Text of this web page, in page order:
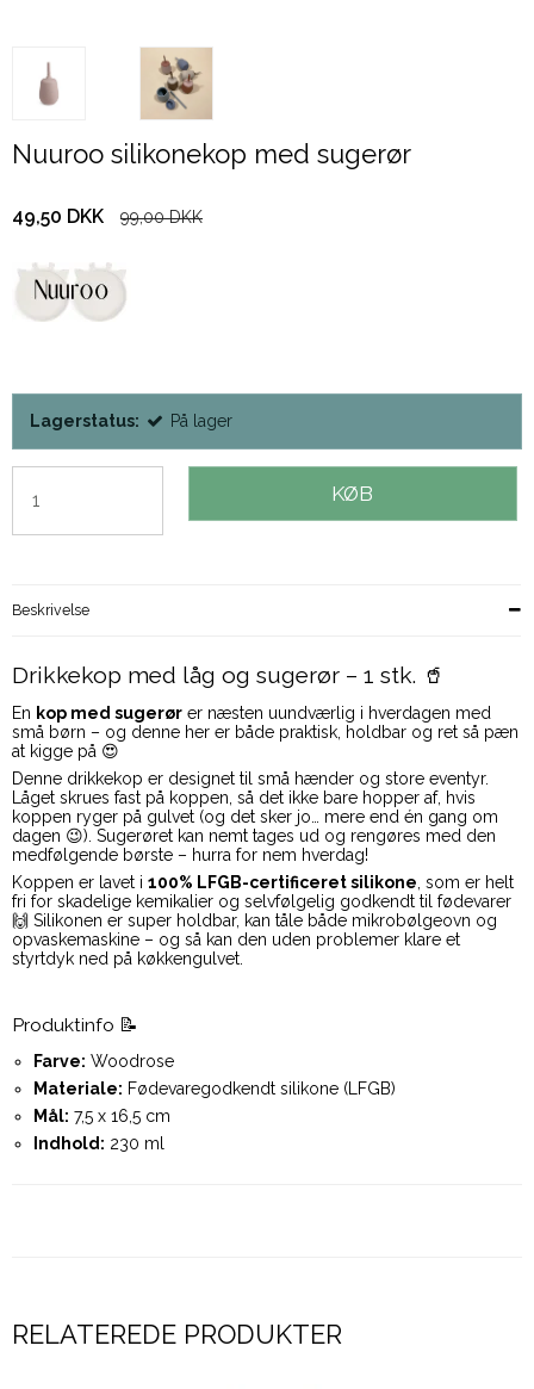
Nuuroo silikonekop med sugerør
49,50 DKK 99,00 DKK
Lagerstatus: På lager
KØB
Beskrivelse
Drikkekop med låg og sugerør – 1 stk. 🥤
En kop med sugerør er næsten uundværlig i hverdagen med
små børn – og denne her er både praktisk, holdbar og ret så pæn
at kigge på 😍
Denne drikkekop er designet til små hænder og store eventyr.
Låget skrues fast på koppen, så det ikke bare hopper af, hvis
koppen ryger på gulvet (og det sker jo… mere end én gang om
dagen 😉). Sugerøret kan nemt tages ud og rengøres med den
medfølgende børste – hurra for nem hverdag!
Koppen er lavet i 100% LFGB-certificeret silikone , som er helt
fri for skadelige kemikalier og selvfølgelig godkendt til fødevarer
🙌 Silikonen er super holdbar, kan tåle både mikrobølgeovn og
opvaskemaskine – og så kan den uden problemer klare et
styrtdyk ned på køkkengulvet.
Produktinfo 📝
Farve: Woodrose
Materiale: Fødevaregodkendt silikone (LFGB)
Mål: 7,5 x 16,5 cm
Indhold: 230 ml
RELATEREDE PRODUKTER